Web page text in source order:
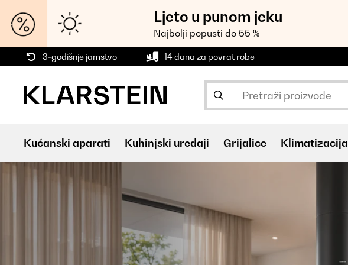
Ljeto u punom jeku
Najbolji popusti do 55 %
3-godišnje jamstvo 14 dana za povrat robe
Kućanski aparati Kuhinjski uređaji Grijalice Klimatizacija